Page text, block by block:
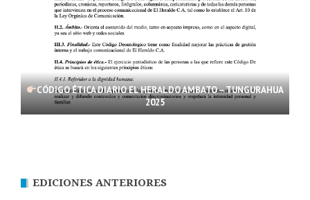
CÓDIGO ÉTICA DIARIO EL HERALDO AMBATO – TUNGURAHUA
2025
EDICIONES ANTERIORES